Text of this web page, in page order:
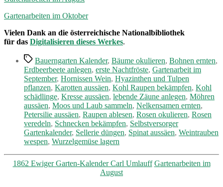
Gartenarbeiten im Oktober
Vielen Dank an die österreichische Nationalbibliothek
für das Digitalisieren dieses Werkes.
Schlagwörter
Bauerngarten Kalender, Bäume okulieren, Bohnen ernten,
Erdbeerbeete anlegen, erste Nachtfröste, Gartenarbeit im
September, Hornissen Wein, Hyazinthen und Tulpen
pflanzen, Karotten aussäen, Kohl Raupen bekämpfen, Kohl
schädlinge, Kresse aussäen, lebende Zäune anlegen, Möhren
aussäen, Moos und Laub sammeln, Nelkensamen ernten,
Petersilie aussäen, Raupen ablesen, Rosen okulieren, Rosen
veredeln, Schnecken bekämpfen, Selbstversorger
Gartenkalender, Sellerie düngen, Spinat aussäen, Weintrauben
wespen, Wurzelgemüse lagern
Kategorien
1862 Ewiger Garten-Kalender Carl Umlauff Gartenarbeiten im
August